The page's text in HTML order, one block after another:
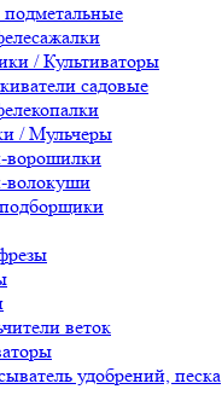
/ Культиваторы
садовые
/ Мульчеры
ворошилки
волокуши
веток
удобрений, песка